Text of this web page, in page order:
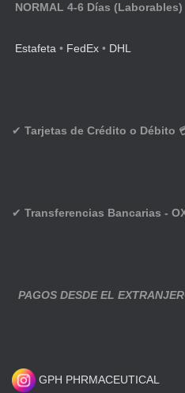
NORMAL 4-6 Días (Laborables)
Estafeta • FedEx • DHL
✔ Tarjetas de Crédito o Débito
✔ Transferencias Bancarias -
PAGOS DESDE EL
GPH PHRMACEUTICAL